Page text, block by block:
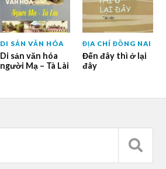
DI SẢN VĂN HÓA
Di sản văn hóa
người Mạ – Tà Lài
ĐỊA CHÍ ĐỒNG NAI
Đến đây thì ở lại
đây